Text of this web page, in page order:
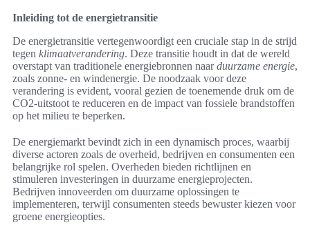
Inleiding tot de energietransitie
De energietransitie vertegenwoordigt een cruciale stap in de strijd
tegen klimaatverandering. Deze transitie houdt in dat de wereld
overstapt van traditionele energiebronnen naarduurzame energie,
zoals zonne- en windenergie. De noodzaak voor deze
verandering is evident, vooral gezien de toenemende druk om de
CO2-uitstoot te reduceren en de impact van fossiele brandstoffen
op het milieu te beperken.
De energiemarkt bevindt zich in een dynamisch proces, waarbij
diverse actoren zoals de overheid, bedrijven en consumenten een
belangrijke rol spelen. Overheden bieden richtlijnen en
stimuleren investeringen in duurzame energieprojecten.
Bedrijven innoveerden om duurzame oplossingen te
implementeren, terwijl consumenten steeds bewuster kiezen voor
groene energieopties.